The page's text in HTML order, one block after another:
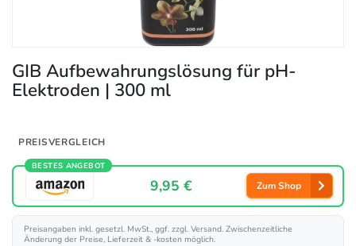
GIB Aufbewahrungslösung für pH-
Elektroden | 300 ml
PREISVERGLEICH
BESTES ANGEBOT
9,95 € Zum Shop
Preisangaben inkl. gesetzl. MwSt., ggf. zzgl. Versand. Zwischenzeitliche
Änderung der Preise, Lieferzeit & -kosten möglich.